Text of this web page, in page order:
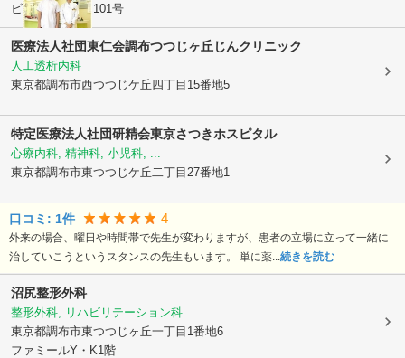
ビラ・サルーテ101号
医療法人社団東仁会調布つつじヶ丘じんクリニック
人工透析内科
東京都調布市西つつじケ丘四丁目15番地5
特定医療法人社団研精会東京さつきホスピタル
心療内科, 精神科, 小児科, ...
東京都調布市東つつじケ丘二丁目27番地1
口コミ: 1件 4
外来の場合、曜日や時間帯で先生が変わりますが、患者の立場に立って一緒に
治していこうというスタンスの先生もいます。 単に薬... 続きを読む
沼尻整形外科
整形外科, リハビリテーション科
東京都調布市東つつじヶ丘一丁目1番地6
ファミールY・K1階